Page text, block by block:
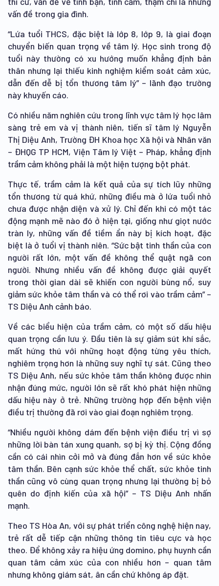
vấn đề trong gia đình.
“Lứa tuổi THCS, đặc biệt là lớp 8, lớp 9, là giai đoạn
chuyển biến quan trọng về tâm lý. Học sinh trong độ
tuổi này thường có xu hướng muốn khẳng định bản
thân nhưng lại thiếu kinh nghiệm kiểm soát cảm xúc,
dẫn đến dễ bị tổn thương tâm lý” – lãnh đạo trường
này khuyến cáo.
Có nhiều năm nghiên cứu trong lĩnh vực tâm lý học lâm
sàng trẻ em và vị thành niên, tiến sĩ tâm lý Nguyễn
Thị Diệu Anh, Trường ĐH Khoa học Xã hội và Nhân văn
– ĐHQG TP HCM, Viện Tâm lý Việt – Pháp, khẳng định
trầm cảm không phải là một hiện tượng bột phát.
Thực tế, trầm cảm là kết quả của sự tích lũy những
tổn thương từ quá khứ, những điều mà ở lứa tuổi nhỏ
chưa được nhận diện và xử lý. Chỉ đến khi có một tác
động mạnh mẽ nào đó ở hiện tại, giống như giọt nước
tràn ly, những vấn đề tiềm ẩn này bị kích hoạt, đặc
biệt là ở tuổi vị thành niên. “Sức bật tinh thần của con
người rất lớn, một vấn đề không thể quật ngã con
người. Nhưng nhiều vấn đề không được giải quyết
trong thời gian dài sẽ khiến con người bùng nổ, suy
giảm sức khỏe tâm thần và có thể rơi vào trầm cảm” –
TS Diệu Anh cảnh báo.
Về các biểu hiện của trầm cảm, có một số dấu hiệu
quan trọng cần lưu ý. Đầu tiên là sự giảm sút khí sắc,
mất hứng thú với những hoạt động từng yêu thích,
nghiêm trọng hơn là những suy nghĩ tự sát. Cũng theo
TS Diệu Anh, nếu sức khỏe tâm thần không được nhìn
nhận đúng mức, người lớn sẽ rất khó phát hiện những
dấu hiệu này ở trẻ. Những trường hợp đến bệnh viện
điều trị thường đã rơi vào giai đoạn nghiêm trọng.
“Nhiều người không dám đến bệnh viện điều trị vì sợ
những lời bàn tán xung quanh, sợ bị kỳ thị. Cộng đồng
cần có cái nhìn cởi mở và đúng đắn hơn về sức khỏe
tâm thần. Bên cạnh sức khỏe thể chất, sức khỏe tinh
thần cũng vô cùng quan trọng nhưng lại thường bị bỏ
quên do định kiến của xã hội” – TS Diệu Anh nhấn
mạnh.
Theo TS Hòa An, với sự phát triển công nghệ hiện nay,
trẻ rất dễ tiếp cận những thông tin tiêu cực và học
theo. Để không xảy ra hiệu ứng domino, phụ huynh cần
quan tâm cảm xúc của con nhiều hơn – quan tâm
nhưng không giám sát, ân cần chứ không áp đặt.